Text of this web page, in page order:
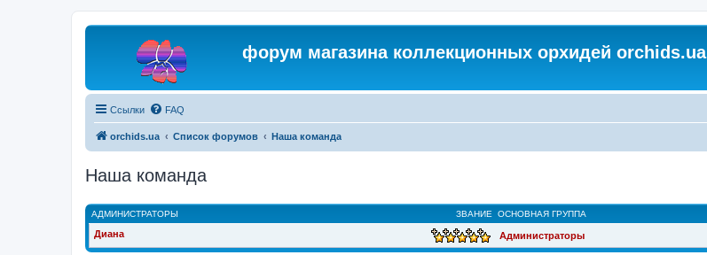
форум магазина коллекционных орхидей orchids.ua
Ссылки FAQ
orchids.ua Список форумов Наша команда
Наша команда
ЗВАНИЕ
АДМИНИСТРАТОРЫ ОСНОВНАЯ ГРУППА
Диана Администраторы